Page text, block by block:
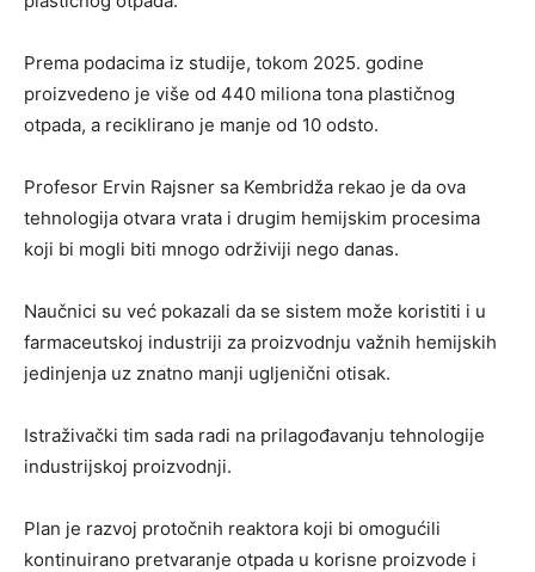
Prema podacima iz studije, tokom 2025. godine
proizvedeno je više od 440 miliona tona plastičnog
otpada, a reciklirano je manje od 10 odsto.
Profesor Ervin Rajsner sa Kembridža rekao je da ova
tehnologija otvara vrata i drugim hemijskim procesima
koji bi mogli biti mnogo održiviji nego danas.
Naučnici su već pokazali da se sistem može koristiti i u
farmaceutskoj industriji za proizvodnju važnih hemijskih
jedinjenja uz znatno manji ugljenični otisak.
Istraživački tim sada radi na prilagođavanju tehnologije
industrijskoj proizvodnji.
Plan je razvoj protočnih reaktora koji bi omogućili
kontinuirano pretvaranje otpada u korisne proizvode i